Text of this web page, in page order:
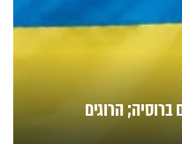
הרוגים